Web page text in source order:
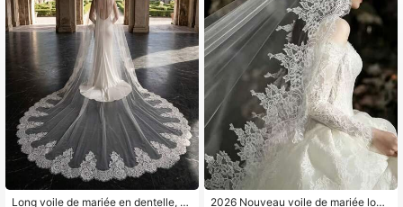
Long voile de mariée en dentelle, a
2026 Nouveau voile de mariée long